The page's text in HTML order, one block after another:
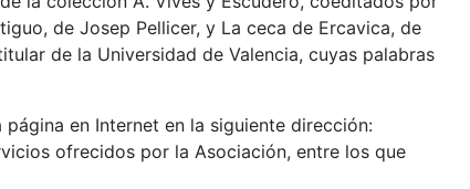
de Josep Pellicer, y La ceca de Ercavica, de
de la Universidad de Valencia, cuyas palabras
en Internet en la siguiente dirección:
ofrecidos por la Asociación, entre los que